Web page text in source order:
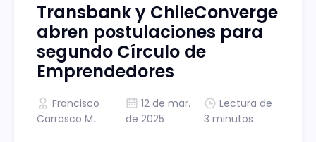
Transbank y ChileConverge
abren postulaciones para
segundo Círculo de
Emprendedores
Francisco
Carrasco M.
12 de mar.
de 2025
Lectura de
3 minutos